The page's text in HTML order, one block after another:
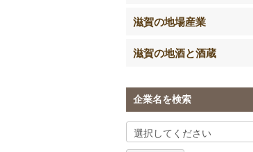
滋賀の地場産業
滋賀の地酒と酒蔵
企業名を検索